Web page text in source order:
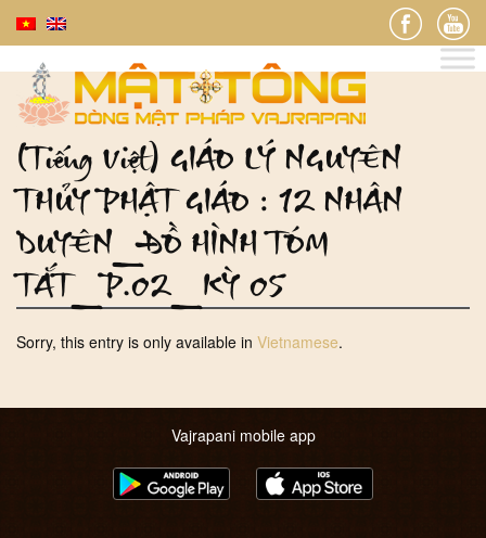
(Tiếng Việt) GIÁO LÝ NGUYÊN
THỦY PHẬT GIÁO : 12 NHÂN
DUYÊN_ĐỒ HÌNH TÓM
TẮT_P.02_KỲ 05
Sorry, this entry is only available in Vietnamese.
Vajrapani mobile app